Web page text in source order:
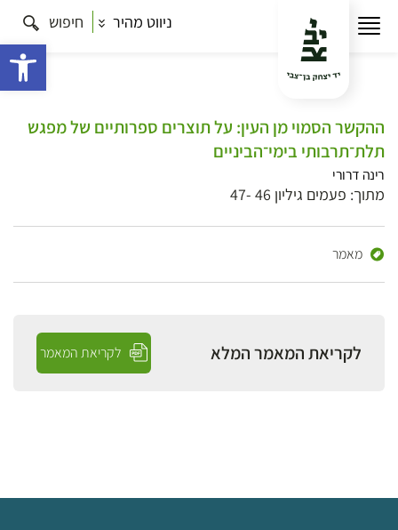
ניווט מהיר חיפוש
ההקשר הסמוי מן העין: על תוצרים ספרותיים של מפגש
תלת־תרבותי בימי־הביניים
רינה דרורי
מתוך: פעמים גיליון 46 -47
מאמר
לקריאת המאמר המלא לקריאת המאמר